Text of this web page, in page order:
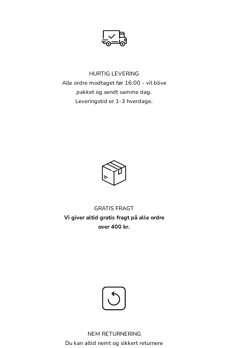
HURTIG LEVERING
Alle ordre modtaget før 16:00 - vil blive
pakket og sendt samme dag.
Leveringstid er 1-3 hverdage.
GRATIS FRAGT
Vi giver altid gratis fragt på alle ordre
over 400 kr.
NEM RETURNERING
Du kan altid nemt og sikkert returnere